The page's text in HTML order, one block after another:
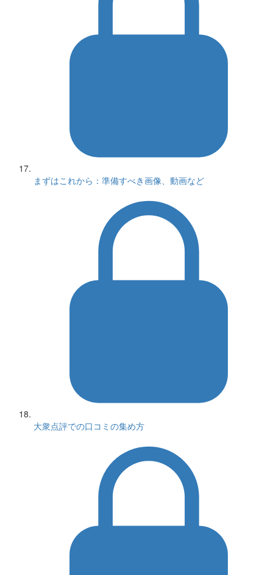
まずはこれから：準備すべき画像、動画など
大衆点評での口コミの集め方